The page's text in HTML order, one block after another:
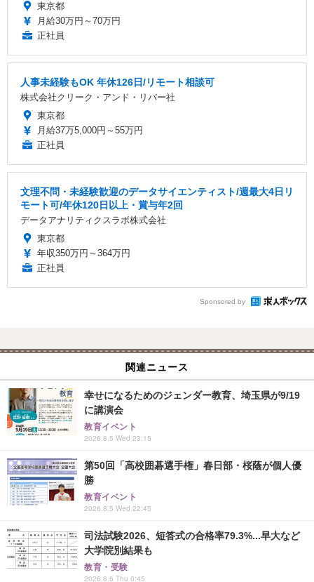
東京都
月給30万円～70万円
正社員
人事未経験もOK 年休126日/リモート相談可
株式会社クリーク・アンド・リバー社
東京都
月給37万5,000円～55万円
正社員
文理不問・未経験歓迎のデータサイエンティスト/週最大4日リ
モート可/年休120日以上・賞与年2回
データアナリティクスラボ株式会社
東京都
年収350万円～364万円
正社員
Sponsored by
関連ニュース
幸せになるためのジェンダー教育、埼玉県が9/19
に講演会
教育イベント
2026.8.5 Wed 23:15
第50回「高校囲碁選手権」春日部・桜蔭が個人優
勝
教育イベント
2026.8.5 Wed 22:45
司法試験2026、短答式の合格率79.3%...早大など
大学院別結果も
教育・受験
2026.8.6 Thu 0:45